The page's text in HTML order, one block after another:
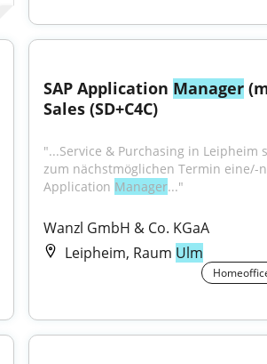
SAP Application Manager
Sales (SD+C4C)
"...Service & Purchasing in Leipheim
zum nächstmöglichen Termin eine/-n
Application Manager..."
Wanzl GmbH & Co. KGaA
Leipheim, Raum Ulm